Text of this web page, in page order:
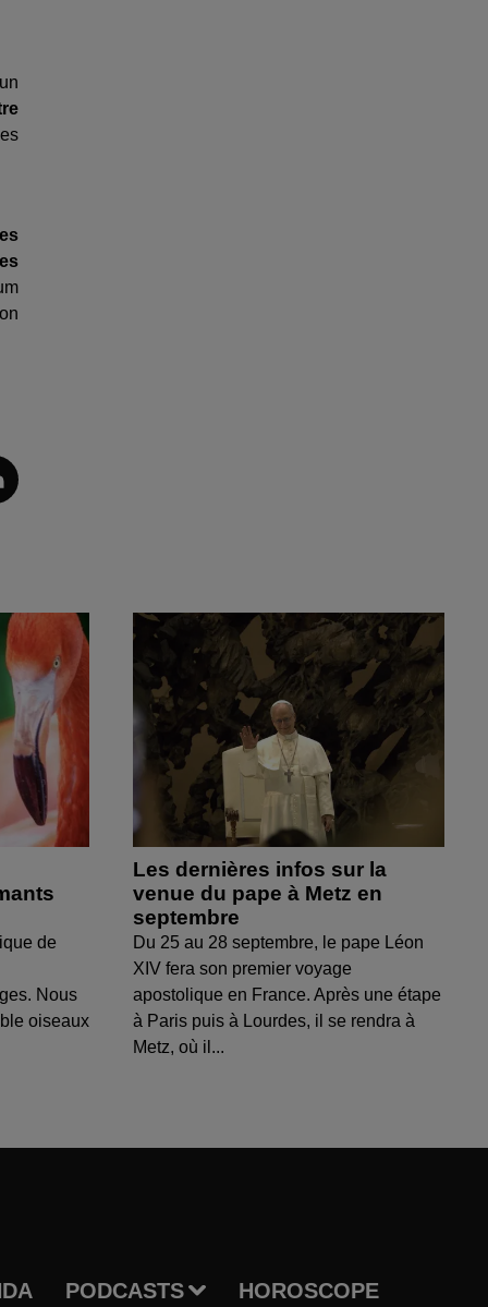
de
Nous
oiseaux
Les dernières infos sur la
venue du pape à Metz en
septembre
Du 25 au 28 septembre, le pape Léon
XIV fera son premier voyage
apostolique en France. Après une étape
à Paris puis à Lourdes, il se rendra à
Metz, où il...
PODCASTS HOROSCOPE